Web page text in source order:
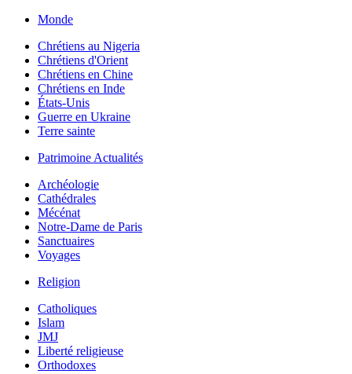
Monde
Chrétiens au Nigeria
Chrétiens d'Orient
Chrétiens en Chine
Chrétiens en Inde
États-Unis
Guerre en Ukraine
Terre sainte
Patrimoine Actualités
Archéologie
Cathédrales
Mécénat
Notre-Dame de Paris
Sanctuaires
Voyages
Religion
Catholiques
Islam
JMJ
Liberté religieuse
Orthodoxes